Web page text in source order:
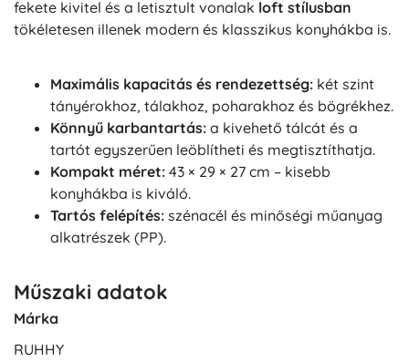
fekete kivitel és a letisztult vonalak loft stílusban
tökéletesen illenek modern és klasszikus konyhákba is.
Maximális kapacitás és rendezettség: két szint
tányérokhoz, tálakhoz, poharakhoz és bögrékhez.
Könnyű karbantartás: a kivehető tálcát és a
tartót egyszerűen leöblítheti és megtisztíthatja.
Kompakt méret: 43 × 29 × 27 cm – kisebb
konyhákba is kiváló.
Tartós felépítés: szénacél és minőségi műanyag
alkatrészek (PP).
Műszaki adatok
Márka
RUHHY